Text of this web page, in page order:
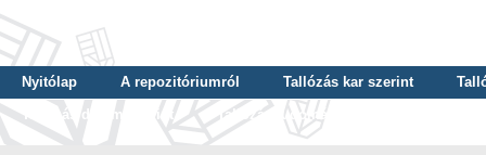
Nyitólap A repozitóriumról Tallózás kar szerint
Tallózás dátum szerint
Tallózás tudományterület szerint